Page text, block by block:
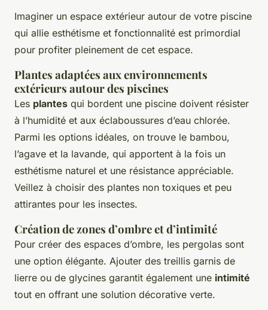
Imaginer un espace extérieur autour de votre piscine
qui allie esthétisme et fonctionnalité est primordial
pour profiter pleinement de cet espace.
Plantes adaptées aux environnements
extérieurs autour des piscines
Les plantes qui bordent une piscine doivent résister
à l’humidité et aux éclaboussures d’eau chlorée.
Parmi les options idéales, on trouve le bambou,
l’agave et la lavande, qui apportent à la fois un
esthétisme naturel et une résistance appréciable.
Veillez à choisir des plantes non toxiques et peu
attirantes pour les insectes.
Création de zones d’ombre et d’intimité
Pour créer des espaces d’ombre, les pergolas sont
une option élégante. Ajouter des treillis garnis de
lierre ou de glycines garantit également une intimité
tout en offrant une solution décorative verte.